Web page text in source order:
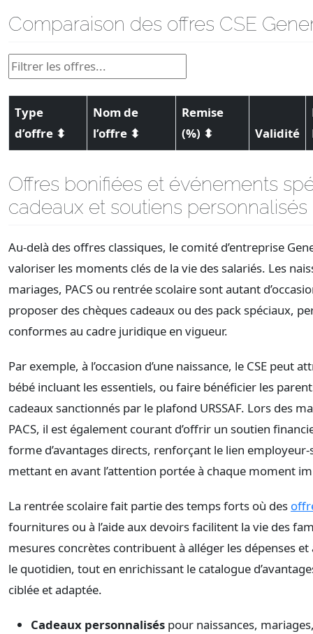
Comparaison des offres CSE
Type
d’offre ⬍
Nom de
l’offre ⬍
Remise
(%) ⬍ Validité
Offres bonifiées et événements
cadeaux et soutiens personnalisés
Au-delà des offres classiques, le comité d’entreprise
valoriser les moments clés de la vie des salariés. Les
mariages, PACS ou rentrée scolaire sont autant
proposer des chèques cadeaux ou des pack spéciaux,
conformes au cadre juridique en vigueur.
Par exemple, à l’occasion d’une naissance, le CSE peut
bébé incluant les essentiels, ou faire bénéficier les
cadeaux sanctionnés par le plafond URSSAF. Lors des
PACS, il est également courant d’offrir un soutien
forme d’avantages directs, renforçant le lien employeur-
mettant en avant l’attention portée à chaque moment
La rentrée scolaire fait partie des temps forts où des
fournitures ou à l’aide aux devoirs facilitent la vie des
mesures concrètes contribuent à alléger les dépenses
le quotidien, tout en enrichissant le catalogue
ciblée et adaptée.
Cadeaux personnalisés pour naissances,